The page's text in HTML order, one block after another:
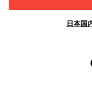
日本国